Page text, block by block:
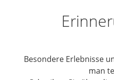
Besondere Erlebnisse
man